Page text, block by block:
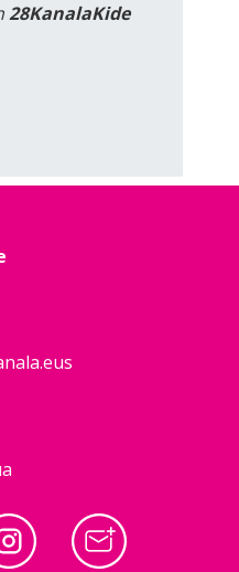
28KanalaKide